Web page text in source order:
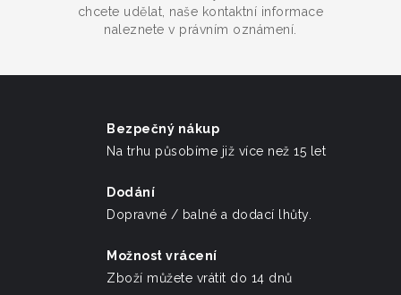
chcete udělat, naše kontaktní informace
naleznete v právním oznámení.
Bezpečný nákup
Na trhu působíme již více než 15 let
Dodání
Dopravné / balné a dodací lhůty.
Možnost vrácení
Zboží můžete vrátit do 14 dnů